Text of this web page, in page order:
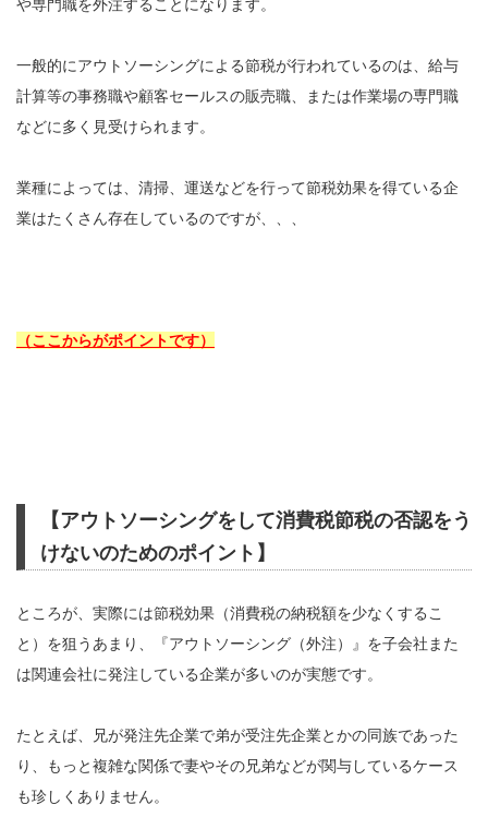
や専門職を外注することになります。
一般的にアウトソーシングによる節税が行われているのは、給与
計算等の事務職や顧客セールスの販売職、または作業場の専門職
などに多く見受けられます。
業種によっては、清掃、運送などを行って節税効果を得ている企
業はたくさん存在しているのですが、、、
（ここからがポイントです）
【アウトソーシングをして消費税節税の否認をう
けないのためのポイント】
ところが、実際には節税効果（消費税の納税額を少なくするこ
と）を狙うあまり、『アウトソーシング（外注）』を子会社また
は関連会社に発注している企業が多いのが実態です。
たとえば、兄が発注先企業で弟が受注先企業とかの同族であった
り、もっと複雑な関係で妻やその兄弟などが関与しているケース
も珍しくありません。